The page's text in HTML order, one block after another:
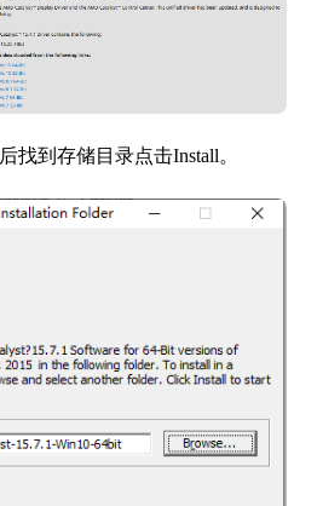
找到存储目录点击Install。